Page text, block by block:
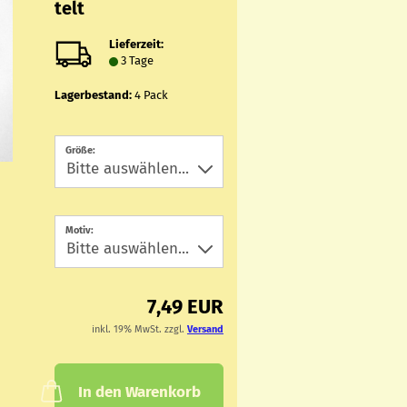
telt
Lieferzeit:
3 Tage
Lagerbestand: 4 Pack
Größe:
Motiv:
7,49 EUR
inkl. 19% MwSt. zzgl. Versand
In den Warenkorb